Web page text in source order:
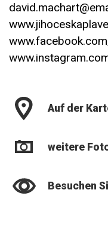
Auf der
weitere
Besuchen